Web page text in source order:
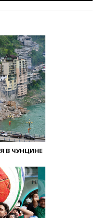
В ЧУНЦИНЕ